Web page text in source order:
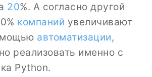
20%. А согласно другой
компаний увеличивают
автоматизации,
реализовать именно с
Python.